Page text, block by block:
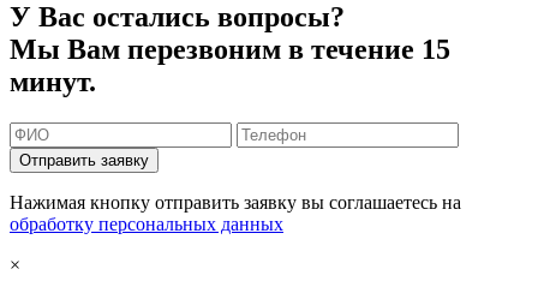
У Вас остались вопросы?
Мы Вам перезвоним в течение 15
минут.
Отправить заявку
Нажимая кнопку отправить заявку вы соглашаетесь на
обработку персональных данных
×